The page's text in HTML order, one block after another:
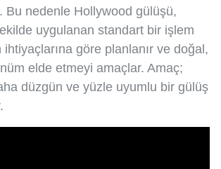
Bu nedenle Hollywood gülüşü,
uygulanan standart bir işlem
göre planlanır ve doğal,
elde etmeyi amaçlar. Amaç;
düzgün ve yüzle uyumlu bir gülüş